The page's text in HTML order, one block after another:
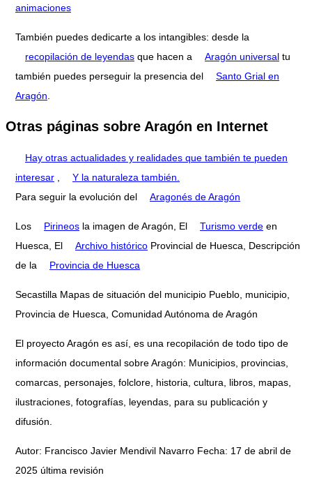
animaciones
También puedes dedicarte a los intangibles: desde la
recopilación de leyendas que hacen a Aragón universal tu
también puedes perseguir la presencia del
Santo Grial en
Aragón
Otras páginas sobre Aragón en Internet
Hay otras actualidades y realidades que también te pueden
interesar
Y la naturaleza también.
Para seguir la evolución del
Aragonés de Aragón
Los Pirineos la imagen de Aragón, El Turismo verde en
Huesca, El
Archivo histórico Provincial de Huesca, Descripción
de la
Provincia de Huesca
Secastilla Mapas de situación del municipio Pueblo, municipio,
Provincia de Huesca, Comunidad Autónoma de Aragón
El proyecto Aragón es así, es una recopilación de todo tipo de
información documental sobre Aragón: Municipios, provincias,
comarcas, personajes, folclore, historia, cultura, libros, mapas,
ilustraciones, fotografías, leyendas, para su publicación y
difusión.
Autor: Francisco Javier Mendivil Navarro Fecha: 17 de abril de
2025 última revisión